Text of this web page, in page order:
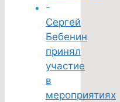
-
Сергей
Бебенин
принял
участие
в
мероприятиях